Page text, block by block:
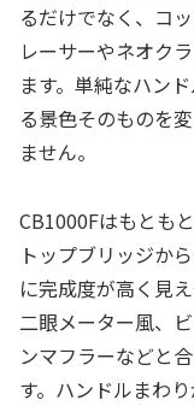
るだけでなく、コ
レーサーやネオク
ます。単純なハン
る景色そのものを
ません。
CB1000Fはもとも
トップブリッジか
に完成度が高く見
二眼メーター風、
ンマフラーなどと
す。ハンドルまわ